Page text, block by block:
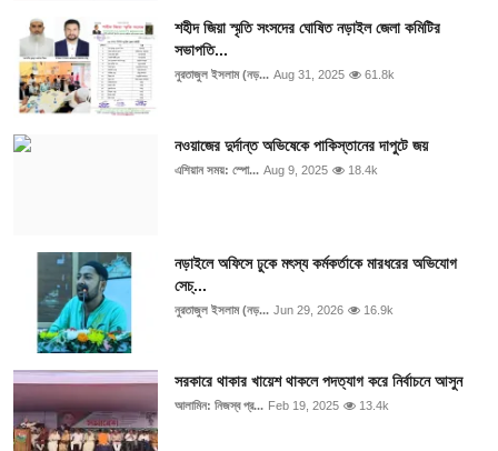
শহীদ জিয়া স্মৃতি সংসদের ঘোষিত নড়াইল জেলা কমিটির
সভাপতি...
নুরতাজুল ইসলাম (নড়... Aug 31, 2025 61.8k
নওয়াজের দুর্দান্ত অভিষেকে পাকিস্তানের দাপুটে জয়
এশিয়ান সময়: স্পো... Aug 9, 2025 18.4k
নড়াইলে অফিসে ঢুকে মৎস্য কর্মকর্তাকে মারধরের অভিযোগ
সেচ্...
নুরতাজুল ইসলাম (নড়... Jun 29, 2026 16.9k
সরকারে থাকার খায়েশ থাকলে পদত্যাগ করে নির্বাচনে আসুন
আলামিন: নিজস্ব প্র... Feb 19, 2025 13.4k